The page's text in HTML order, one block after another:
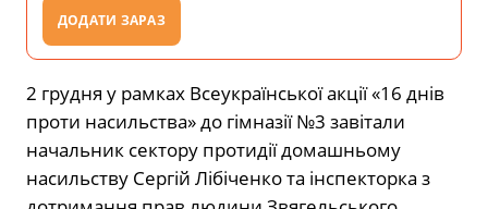
ДОДАТИ ЗАРАЗ
2 грудня у рамках Всеукраїнської акції «16 днів
проти насильства» до гімназії №3 завітали
начальник сектору протидії домашньому
насильству Сергій Лібіченко та інспекторка з